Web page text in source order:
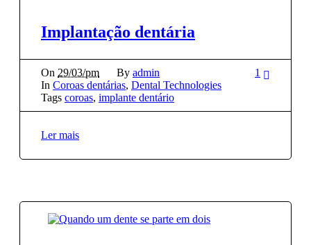
Implantação dentária
1
On 29/03/pm By admin
In Coroas dentárias, Dental Technologies
Tags coroas, implante dentário
Ler mais